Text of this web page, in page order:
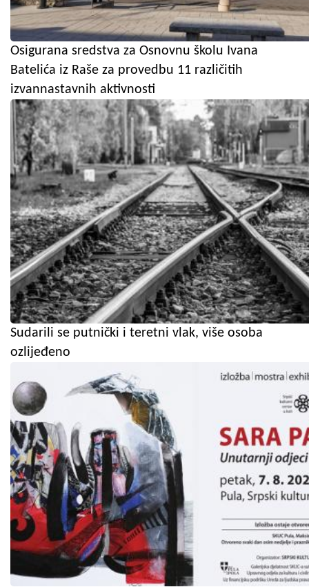
Osigurana sredstva za Osnovnu školu Ivana
Batelića iz Raše za provedbu 11 različitih
izvannastavnih aktivnosti
Sudarili se putnički i teretni vlak, više osoba
ozlijeđeno